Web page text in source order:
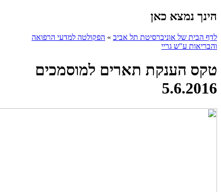
הינך נמצא כאן
לדף הבית של אוניברסיטת תל אביב » הפקולטה למדעי הרפואה
והבריאות ע"ש גריי
טקס הענקת תארים למוסמכים
5.6.2016